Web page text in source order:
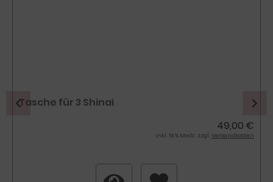
Tasche für 3 Shinai
49,00 €
inkl. 19 % MwSt. zzgl. Versandkosten